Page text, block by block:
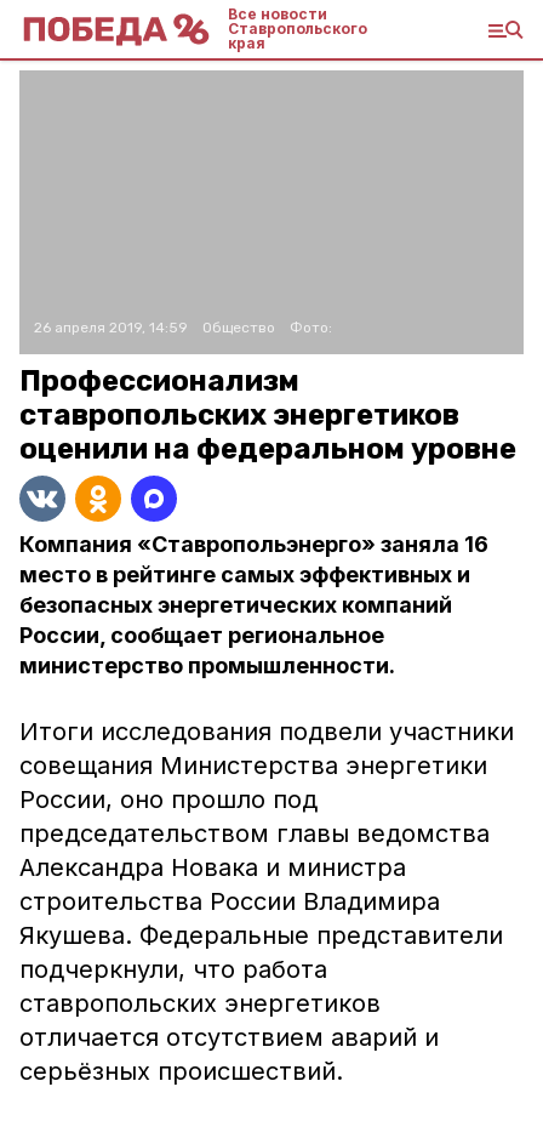
Все новости
Ставропольского
края
26 апреля 2019, 14:59 Общество Фото:
Профессионализм
ставропольских энергетиков
оценили на федеральном уровне
Компания «Ставропольэнерго» заняла 16
место в рейтинге самых эффективных и
безопасных энергетических компаний
России, сообщает региональное
министерство промышленности.
Итоги исследования подвели участники
совещания Министерства энергетики
России, оно прошло под
председательством главы ведомства
Александра Новака и министра
строительства России Владимира
Якушева. Федеральные представители
подчеркнули, что работа
ставропольских энергетиков
отличается отсутствием аварий и
серьёзных происшествий.